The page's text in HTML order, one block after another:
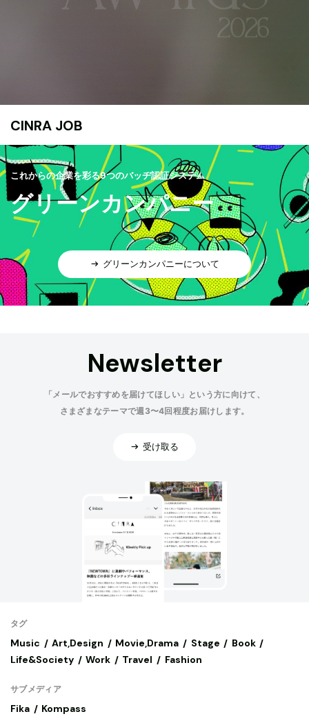
CINRA JOB
これからの企業を彩る9つのバッヂ認証システム
グリーンカンパニー
グリーンカンパニーについて
Newsletter
「メールでおすすめを届けてほしい」という方に向けて、
さまざまなテーマで週3〜4回程度お届けします。
受け取る
タグ
Music Art,Design Movie,Drama Stage
Book
Life&Society
Work Travel Fashion
サブメディア
Fika Kompass